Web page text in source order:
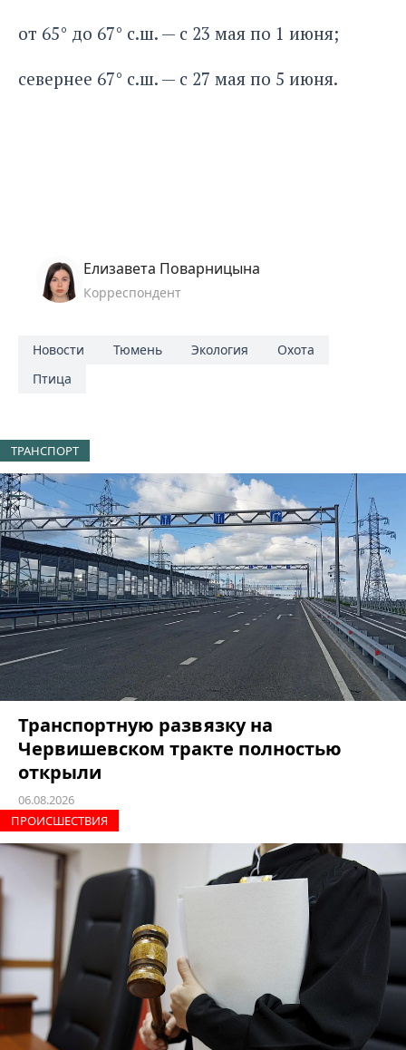
от 65° до 67° с.ш. — с 23 мая по 1 июня;
севернее 67° с.ш. — с 27 мая по 5 июня.
Елизавета Поварницына
Корреспондент
Новости Тюмень Экология
Охота
Птица
ТРАНСПОРТ
Транспортную развязку на
Червишевском тракте полностью
открыли
06.08.2026
ПРОИCШЕСТВИЯ